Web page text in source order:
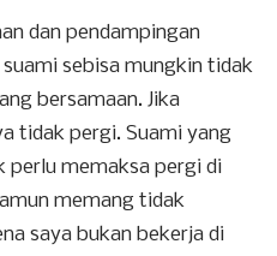
dan pendampingan
sebisa mungkin tidak
bersamaan. Jika
tidak pergi. Suami yang
perlu memaksa pergi di
memang tidak
saya bukan bekerja di